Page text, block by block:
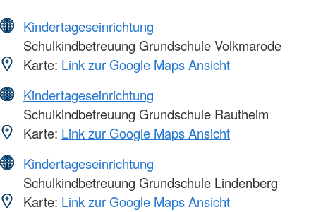
Kindertageseinrichtung
Schulkindbetreuung Grundschule Volkmarode
Karte: Link zur Google Maps Ansicht
Kindertageseinrichtung
Schulkindbetreuung Grundschule Rautheim
Karte: Link zur Google Maps Ansicht
Kindertageseinrichtung
Schulkindbetreuung Grundschule Lindenberg
Karte: Link zur Google Maps Ansicht